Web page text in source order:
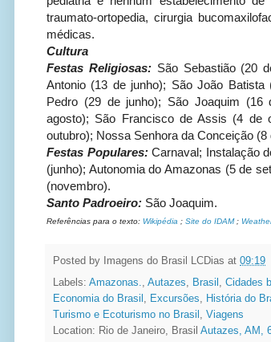
traumato-ortopedia, cirurgia
médicas.
Cultura
Festas Religiosas:São Sebastião (20
Antonio (13 de junho); São João Batista
Pedro (29 de junho); São Joaquim
agosto); São Francisco de Assis (4 de
outubro); Nossa Senhora da Conceição (8
Festas Populares:Carnaval; Instalação
(junho); Autonomia do Amazonas (5 de
(novembro).
Santo Padroeiro: São Joaquim.
Referências para o texto: Wikipédia ; Site do IDAM;
Posted by Imagens do Brasil LCDias at 09:19
Labels: Amazonas. Autazes Brasil Cidades
Economia do Brasil
Excursões História do
Turismo e Ecoturismo no Brasil
Viagens
Location: Rio de Janeiro, Brasil Autazes, AM,